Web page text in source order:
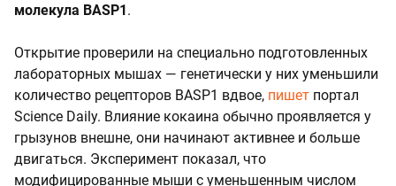
молекула BASP1.
Открытие проверили на специально подготовленных
лабораторных мышах — генетически у них уменьшили
количество рецепторов BASP1 вдвое, пишет портал
Science Daily. Влияние кокаина обычно проявляется у
грызунов внешне, они начинают активнее и больше
двигаться. Эксперимент показал, что
модифицированные мыши с уменьшенным числом